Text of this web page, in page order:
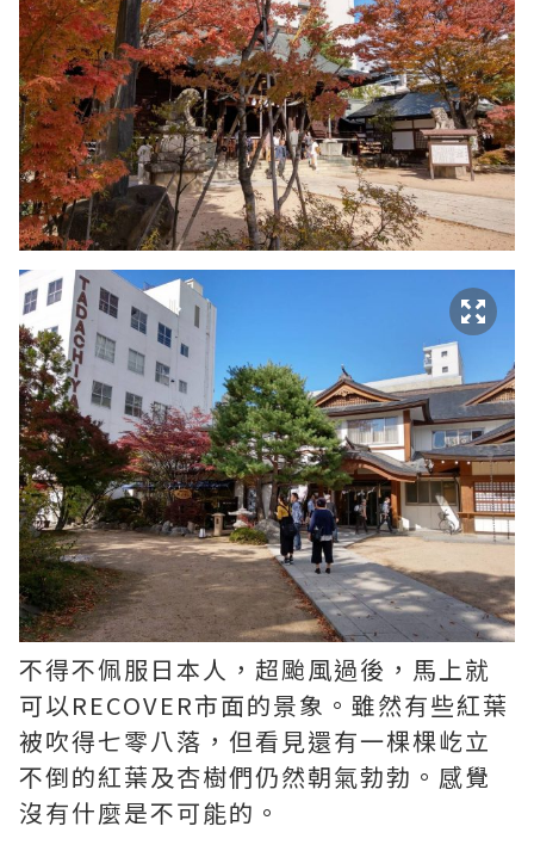
不得不佩服日本人，超颱風過後，馬上就
可以RECOVER市面的景象。雖然有些紅葉
被吹得七零八落，但看見還有一棵棵屹立
不倒的紅葉及杏樹們仍然朝氣勃勃。感覺
沒有什麼是不可能的。